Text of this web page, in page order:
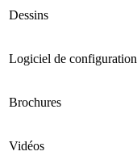
Dessins
Logiciel de configuration
Brochures
Vidéos